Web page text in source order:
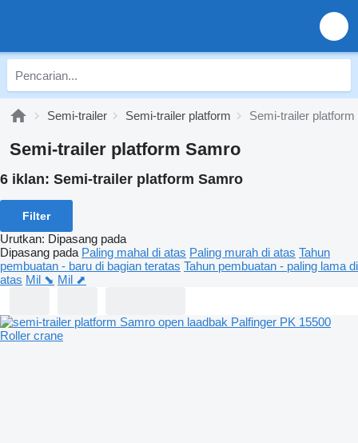
Semi-trailer Semi-trailer platform Semi-trailer
Semi-trailer platform Samro
6 iklan: Semi-trailer platform Samro
Filter
Urutkan: Dipasang pada
Dipasang pada Paling mahal di atas Paling murah di atas Tahun
pembuatan - baru di bagian teratas Tahun pembuatan - paling lama di
atas Mil ⬊ Mil ⬈